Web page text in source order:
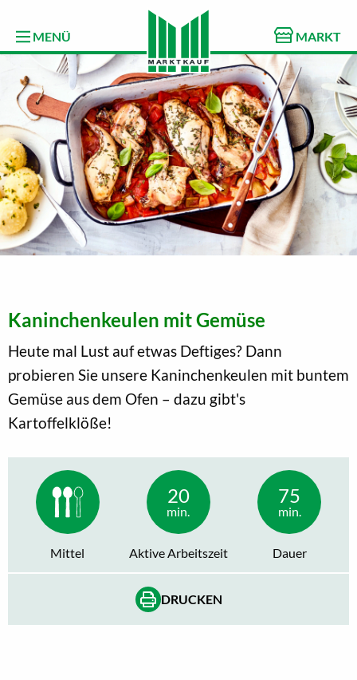
MENÜ MARKT
Kaninchenkeulen mit Gemüse
Heute mal Lust auf etwas Deftiges? Dann
probieren Sie unsere Kaninchenkeulen mit buntem
Gemüse aus dem Ofen – dazu gibt's
Kartoffelklöße!
Mittel
20
min.
Aktive Arbeitszeit
75
min.
Dauer
DRUCKEN